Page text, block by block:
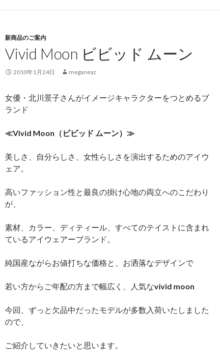
新商品のご案内
Vivid Moon ビビッド ムーン
2010年1月24日 meganeaz
女優・北川景子さんがイメージキャラクターをつとめるブ
ランド
≪Vivid Moon（ビビッド ムーン）≫
美しさ、自分らしさ、女性らしさを演出するためのアイウ
ェア。
高いファッション性と最良の掛け心地の両立へのこだわり
が、
素材、カラー、ディティール、すべてのテイストに含まれ
ているアイウェアーブランド。
純国産ながらお値打ちな価格と、お洒落なデザインで
若い方からご年配の方まで幅広く、人気なvivid moon
今回、ずっと欠品中だったモデルが多数入荷いたしました
ので、
ご紹介していきたいと思います。